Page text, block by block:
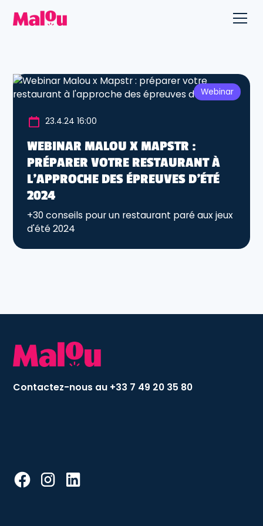
Webinar
23.4.24 16:00
WEBINAR MALOU X MAPSTR :
PRÉPARER VOTRE RESTAURANT À
L'APPROCHE DES ÉPREUVES D'ÉTÉ
2024
+30 conseils pour un restaurant paré aux jeux
d'été 2024
Contactez-nous au +33 7 49 20 35 80